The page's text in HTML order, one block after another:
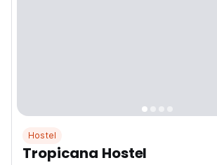
Hostel
Tropicana Hostel